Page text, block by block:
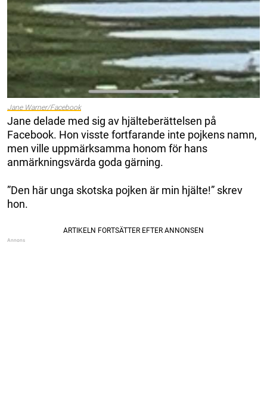
Jane Warner/Facebook
Jane delade med sig av hjälteberättelsen på
Facebook. Hon visste fortfarande inte pojkens namn,
men ville uppmärksamma honom för hans
anmärkningsvärda goda gärning.
”Den här unga skotska pojken är min hjälte!” skrev
hon.